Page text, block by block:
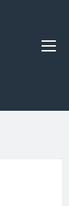
Menu